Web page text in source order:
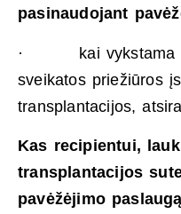
pasinaudojant
· kai vykstama ar
sveikatos priežiūros
transplantacijos,
Kas recipientui,
transplantacijos
pavėžėjimo